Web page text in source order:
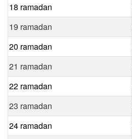
18 ramadan
19 ramadan
20 ramadan
21 ramadan
22 ramadan
23 ramadan
24 ramadan